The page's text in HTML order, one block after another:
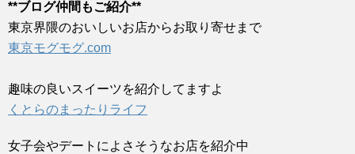
**ブログ仲間もご紹介**
東京界隈のおいしいお店からお取り寄せまで
東京モグモグ.com
趣味の良いスイーツを紹介してますよ
くとらのまったりライフ
女子会やデートによさそうなお店を紹介中